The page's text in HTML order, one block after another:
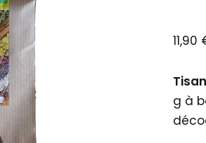
11,90
g à